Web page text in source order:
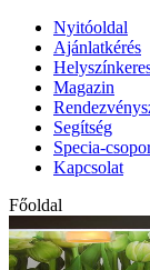
Nyitóoldal
Ajánlatkérés
Magazin
Segítség
Specia-
Kapcsolat
Főoldal